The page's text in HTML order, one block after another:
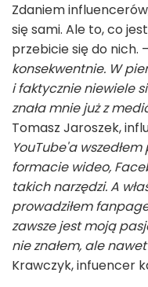
Zdaniem
się sami. Ale to, co
przebicie się do nich. –
konsekwentnie. W
i faktycznie niewiele
znała mnie już z
Tomasz Jaroszek,
YouTube'a
formacie wideo,
takich narzędzi. A
prowadziłem
zawsze jest moją
nie znałem, ale
Krawczyk, infuencer